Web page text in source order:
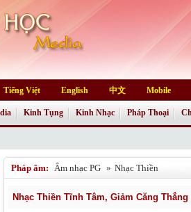
Tiếng Việt English 中文 Mobile
Kinh Tụng Kinh Nhạc Pháp Thoại
Pháp âm: Âm nhạc PG » Nhạc Thiền
Nhạc Thiền Tĩnh Tâm, Giảm Căng Thẳng